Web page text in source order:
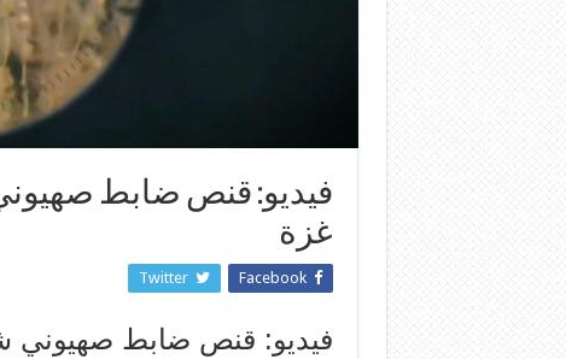
فيديو: قنص ضابط
غزة
Facebook
Twitter
فيديو: قنص ضابط صهيوني